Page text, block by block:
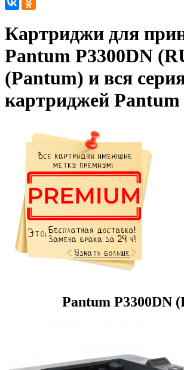
Картриджи для
Pantum P3300DN
(Pantum) и вся
картриджей
Pantum P3300DN